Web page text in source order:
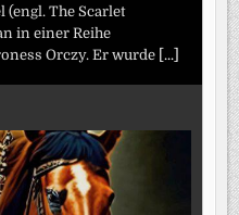
(engl. The Scarlet
in einer Reihe
Orczy. Er wurde [...]